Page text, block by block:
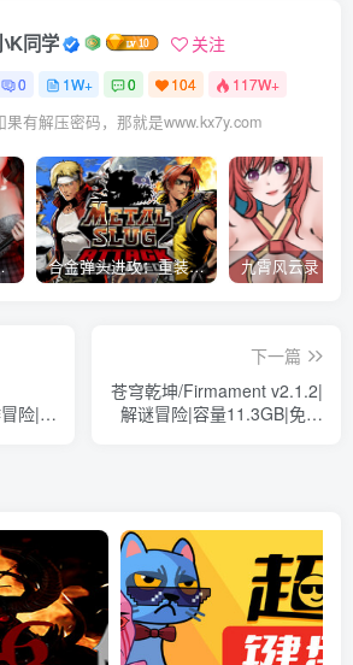
K同学 关注
0 1W+ 0 104 117W+
果有解压密码，那就是www.kx7y.com
免安装绿色中文版 合金弹头进攻：重装上阵/METAL SLUG ATTACK RELOADED Build.16214511|策略模拟|容量2.7GB|免安装绿色中文版
险|容
下一篇
苍穹乾坤/Firmament v2.1.2|
解谜冒险|容量11.3GB|免安